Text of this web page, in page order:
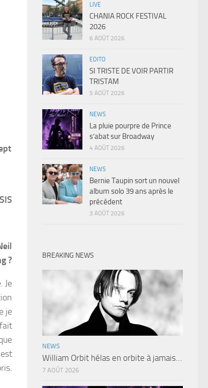
?
Je
je
LIVE
CHANIA ROCK FESTIVAL
2026
6 AOÛT 2026
EDITO
SI TRISTE DE VOIR PARTIR
TRISTAM
5 AOÛT 2026
NEWS
La pluie pourpre de Prince
s’abat sur Broadway
4 AOÛT 2026
NEWS
Bernie Taupin sort un nouvel
album solo 39 ans après le
précédent
3 AOÛT 2026
BREAKING NEWS
NEWS
William Orbit hélas en orbite à jamais…
7 AOÛT 2026